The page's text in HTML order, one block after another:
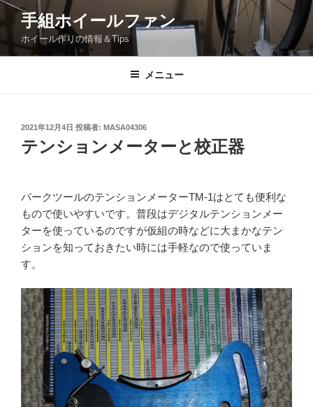
コ
テ
ン
手組ホイールファン
ホイール作りの情報＆Tips
メニュー
投
稿
日:
2021年12月4日 投稿者: MASA04306
テンションメーターと校正器
パークツールのテンションメーターTM-1はとても便利な
もので使いやすいです。普段はデジタルテンションメー
ターを使っているのですが仮組の時などに大まかなテン
ションを知っておきたい時には手軽なので使っていま
す。